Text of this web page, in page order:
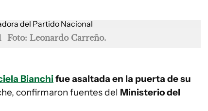
Foto: Leonardo Carreño.
Bianchifue asaltada en la puerta de su
confirmaron fuentes del Ministerio del